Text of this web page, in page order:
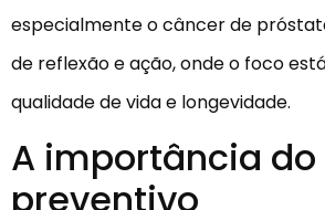
especialmente o câncer de
de reflexão e ação, onde o foco
qualidade de vida e longevidade.
A importância
preventivo